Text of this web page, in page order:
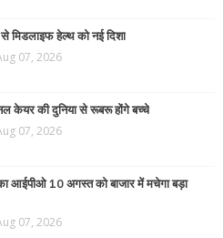
मिडलाइफ हेल्थ को नई दिशा
07, 2026
केयर की दुनिया से रूबरू होंगे बच्चे
07, 2026
आईपीओ 10 अगस्त को बाजार में मचेगा बड़ा
07, 2026